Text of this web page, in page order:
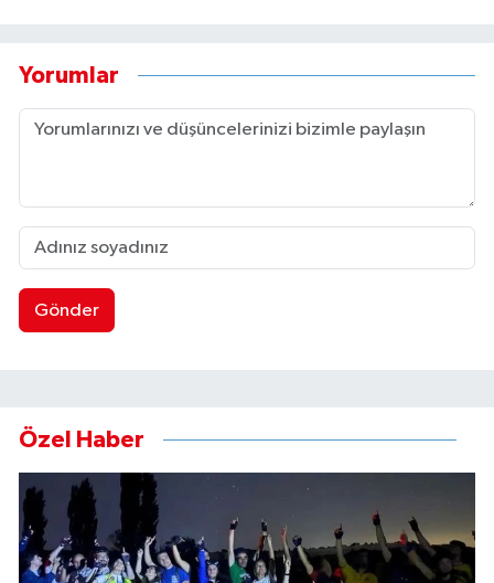
Yorumlar
Gönder
Özel Haber